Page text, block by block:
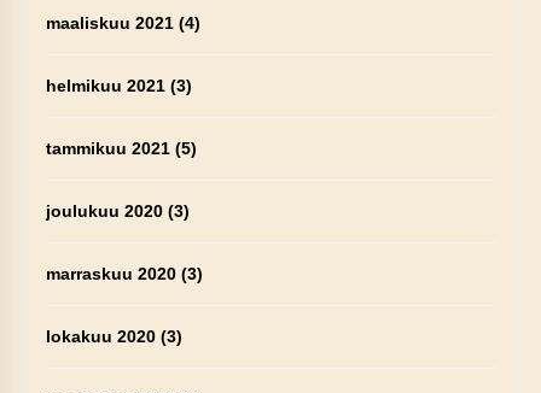
maaliskuu 2021(4)
helmikuu 2021(3)
tammikuu 2021(5)
joulukuu 2020(3)
marraskuu 2020(3)
lokakuu 2020(3)